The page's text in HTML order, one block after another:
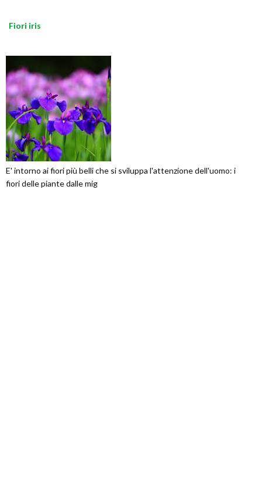
Fiori iris
E' intorno ai fiori più belli che si sviluppa l'attenzione dell'uomo: i
fiori delle piante dalle mig